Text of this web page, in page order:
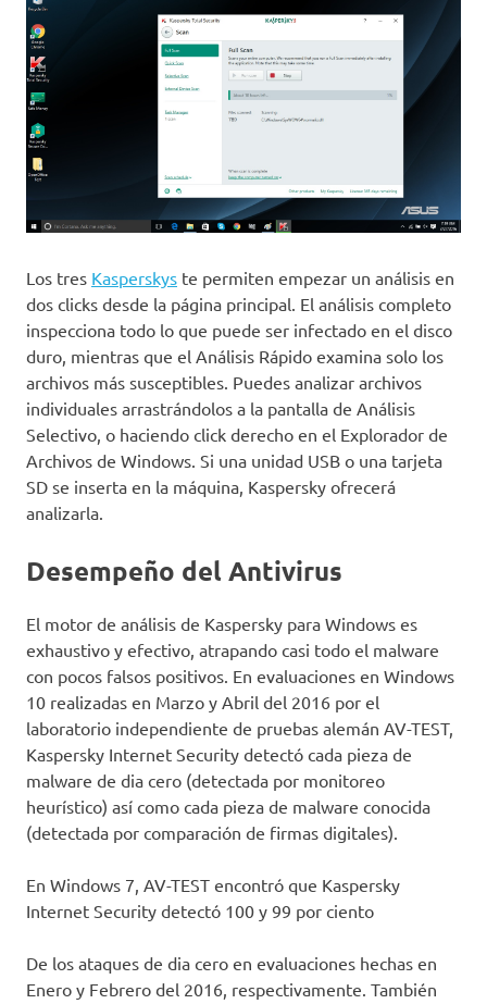
Los tres Kasperskys te permiten empezar un análisis en
dos clicks desde la página principal. El análisis completo
inspecciona todo lo que puede ser infectado en el disco
duro, mientras que el Análisis Rápido examina solo los
archivos más susceptibles. Puedes analizar archivos
individuales arrastrándolos a la pantalla de Análisis
Selectivo, o haciendo click derecho en el Explorador de
Archivos de Windows. Si una unidad USB o una tarjeta
SD se inserta en la máquina, Kaspersky ofrecerá
analizarla.
Desempeño del Antivirus
El motor de análisis de Kaspersky para Windows es
exhaustivo y efectivo, atrapando casi todo el malware
con pocos falsos positivos. En evaluaciones en Windows
10 realizadas en Marzo y Abril del 2016 por el
laboratorio independiente de pruebas alemán AV-TEST,
Kaspersky Internet Security detectó cada pieza de
malware de dia cero (detectada por monitoreo
heurístico) así como cada pieza de malware conocida
(detectada por comparación de firmas digitales).
En Windows 7, AV-TEST encontró que Kaspersky
Internet Security detectó 100 y 99 por ciento
De los ataques de dia cero en evaluaciones hechas en
Enero y Febrero del 2016, respectivamente. También